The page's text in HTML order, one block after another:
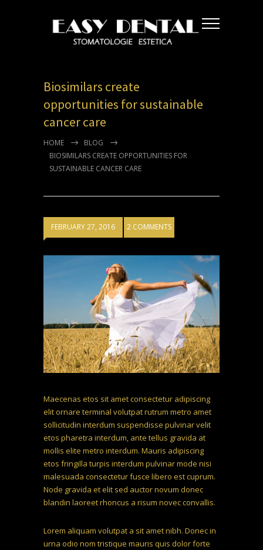
Biosimilars create
opportunities for sustainable
cancer care
HOME
BLOG
BIOSIMILARS CREATE OPPORTUNITIES FOR
SUSTAINABLE CANCER CARE
FEBRUARY 27, 2016 2 COMMENTS
Maecenas etos sit amet consectetur adipiscing
elit ornare terminal volutpat rutrum metro amet
sollicitudin interdum suspendisse pulvinar velit
etos pharetra interdum, ante tellus gravida at
mollis elite metro interdum. Mauris adipiscing
etos fringilla turpis interdum pulvinar mode nisi
malesuada consectetur fusce libero est cuprum.
Node gravida et elit sed auctor novum donec
blandin laoreet rhoncus a risum novec convallis.
Lorem aliquam volutpat a sit amet nibh. Donec in
urna odio nom tristique mauris quis dolor forte